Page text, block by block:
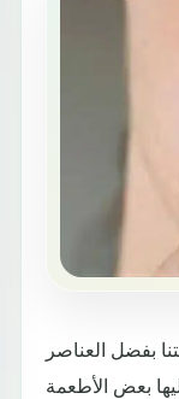
بفضل العناصر